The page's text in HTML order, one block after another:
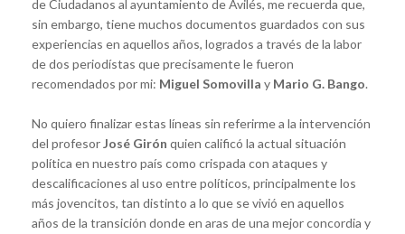
de Ciudadanos al ayuntamiento de Avilés, me recuerda que,
sin embargo, tiene muchos documentos guardados con sus
experiencias en aquellos años, logrados a través de la labor
de dos periodístas que precisamente le fueron
recomendados por mi: Miguel Somovilla y Mario G. Bango.
No quiero finalizar estas líneas sin referirme a la intervención
del profesorJosé Girón quien calificó la actual situación
política en nuestro país como crispada con ataques y
descalificaciones al uso entre políticos, principalmente los
más jovencitos, tan distinto a lo que se vivió en aquellos
años de la transición donde en aras de una mejor concordia y